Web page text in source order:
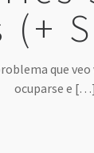
que
ocuparse e […]